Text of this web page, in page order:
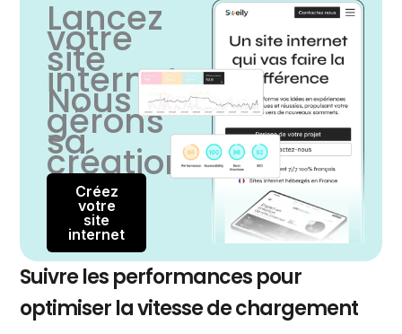
Lancez
votre
site
internet,
Nous
gérons
sa
création
Créez
votre
site
internet
Suivre les performances pour
optimiser la vitesse de chargement